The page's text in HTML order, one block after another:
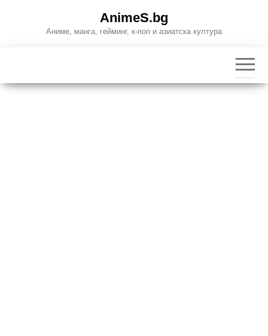
AnimeS.bg
Аниме, манга, гейминг, к-поп и азиатска култура